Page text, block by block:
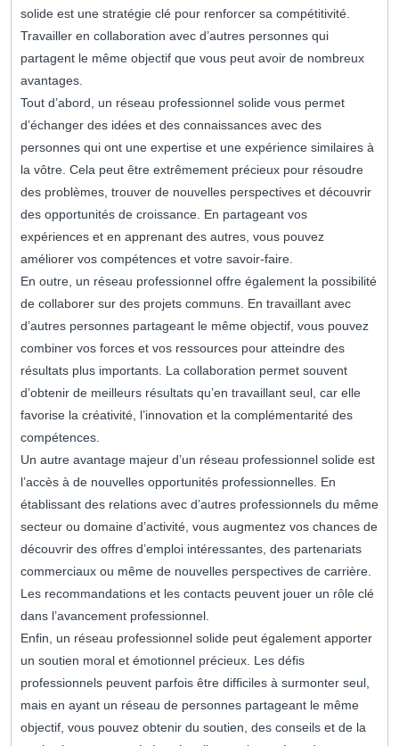
solide est une stratégie clé pour renforcer sa compétitivité.
Travailler en collaboration avec d’autres personnes qui
partagent le même objectif que vous peut avoir de nombreux
avantages.
Tout d’abord, un réseau professionnel solide vous permet
d’échanger des idées et des connaissances avec des
personnes qui ont une expertise et une expérience similaires à
la vôtre. Cela peut être extrêmement précieux pour résoudre
des problèmes, trouver de nouvelles perspectives et découvrir
des opportunités de croissance. En partageant vos
expériences et en apprenant des autres, vous pouvez
améliorer vos compétences et votre savoir-faire.
En outre, un réseau professionnel offre également la possibilité
de collaborer sur des projets communs. En travaillant avec
d’autres personnes partageant le même objectif, vous pouvez
combiner vos forces et vos ressources pour atteindre des
résultats plus importants. La collaboration permet souvent
d’obtenir de meilleurs résultats qu’en travaillant seul, car elle
favorise la créativité, l’innovation et la complémentarité des
compétences.
Un autre avantage majeur d’un réseau professionnel solide est
l’accès à de nouvelles opportunités professionnelles. En
établissant des relations avec d’autres professionnels du même
secteur ou domaine d’activité, vous augmentez vos chances de
découvrir des offres d’emploi intéressantes, des partenariats
commerciaux ou même de nouvelles perspectives de carrière.
Les recommandations et les contacts peuvent jouer un rôle clé
dans l’avancement professionnel.
Enfin, un réseau professionnel solide peut également apporter
un soutien moral et émotionnel précieux. Les défis
professionnels peuvent parfois être difficiles à surmonter seul,
mais en ayant un réseau de personnes partageant le même
objectif, vous pouvez obtenir du soutien, des conseils et de la